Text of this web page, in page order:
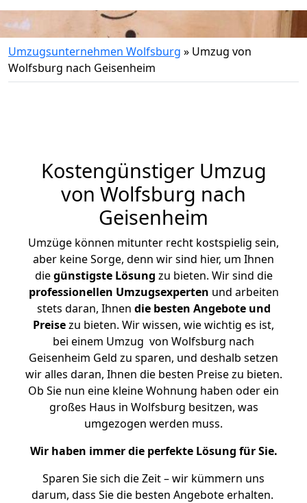
Umzugsunternehmen Wolfsburg » Umzug von
Wolfsburg nach Geisenheim
Kostengünstiger Umzug
von Wolfsburg nach
Geisenheim
Umzüge können mitunter recht kostspielig sein,
aber keine Sorge, denn wir sind hier, um Ihnen
diegünstigste Lösung zu bieten. Wir sind die
professionellen Umzugsexperten und arbeiten
stets daran, Ihnen die besten Angebote und
Preisezu bieten. Wir wissen, wie wichtig es ist,
bei einem Umzug von Wolfsburg nach
Geisenheim Geld zu sparen, und deshalb setzen
wir alles daran, Ihnen die besten Preise zu bieten.
Ob Sie nun eine kleine Wohnung haben oder ein
großes Haus in Wolfsburg besitzen, was
umgezogen werden muss.
Wir haben immer die perfekte Lösung für Sie.
Sparen Sie sich die Zeit – wir kümmern uns
darum, dass Sie die besten Angebote erhalten.